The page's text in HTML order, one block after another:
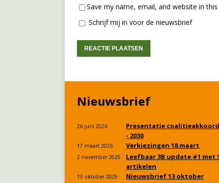
Save my name, email, and website in
Schrijf mij in voor de nieuwsbrief
Nieuwsbrief
26 juni 2026
Presentatie coalitieakkoord
- 2030
17 maart 2026 Verkiezingen 18 maart
2 november 2025
Leefbaar 3B update #1 met
artikelen
13 oktober 2025 Nieuwsbrief 13 oktober